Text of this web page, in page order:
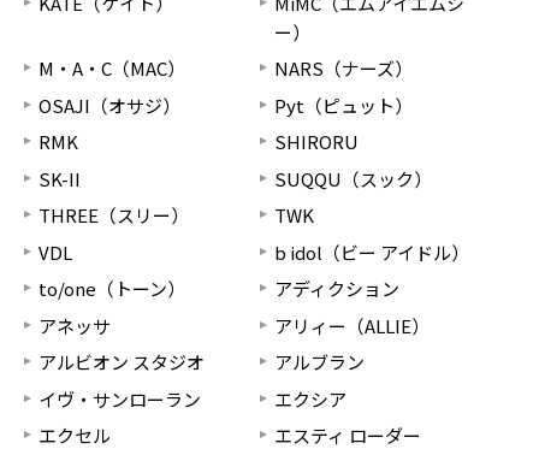
ー）
M・A・C（MAC）
NARS（ナーズ）
OSAJI（オサジ）
Pyt（ピュット）
RMK
SHIRORU
SK-II
SUQQU（スック）
THREE（スリー）
TWK
VDL
b idol（ビー アイドル）
to/one（トーン）
アディクション
アネッサ
アリィー（ALLIE）
アルビオン スタジオ
アルブラン
イヴ・サンローラン
エクシア
エクセル
エスティ ローダー